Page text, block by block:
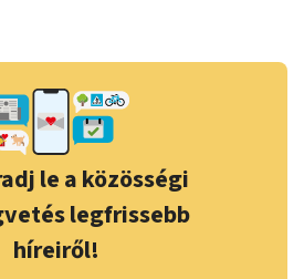
le a közösségi
legfrissebb
híreiről!